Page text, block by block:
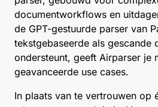
documentworkflows en
de GPT-gestuurde parser van
tekstgebaseerde als gescande
ondersteunt, geeft Airparser je
geavanceerde use cases.
In plaats van te vertrouwen op